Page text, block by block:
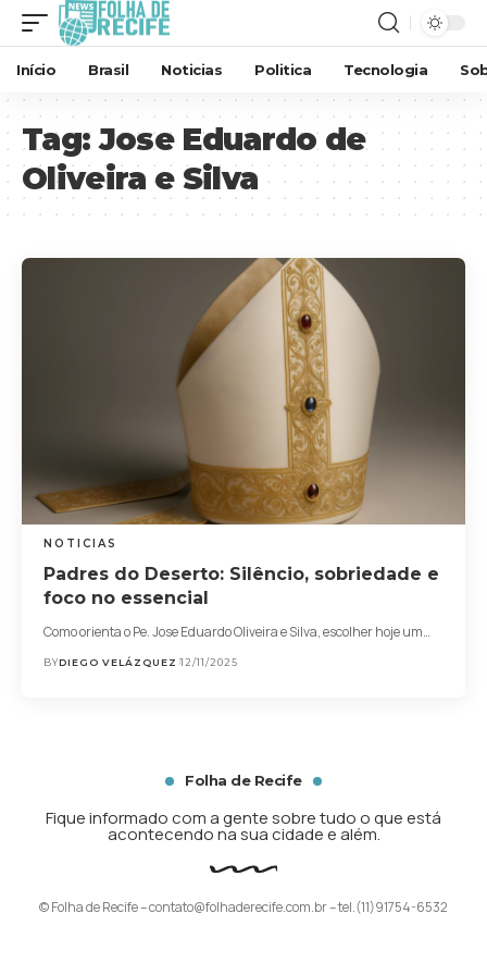
Início Brasil Noticias Politica Tecnologia
Tag:Jose Eduardo de
Oliveira e Silva
NOTICIAS
Padres do Deserto: Silêncio, sobriedade e
foco no essencial
Como orienta o Pe. Jose Eduardo Oliveira e Silva, escolher hoje um…
BYDIEGO VELÁZQUEZ 12/11/2025
Folha de Recife
Fique informado com a gente sobre tudo o que está
acontecendo na sua cidade e além.
© Folha de Recife –contato@folhaderecife.com.br– tel.(11)91754-6532